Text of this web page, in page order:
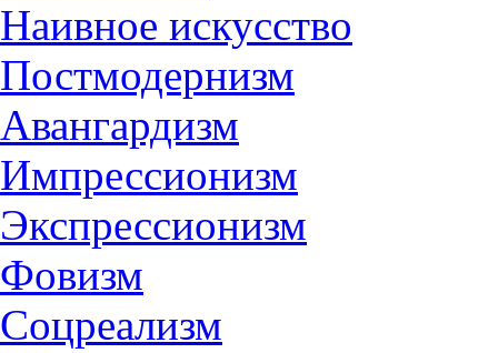
Наивное искусство
Постмодернизм
Авангардизм
Импрессионизм
Экспрессионизм
Фовизм
Соцреализм